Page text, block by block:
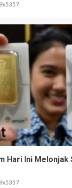
Hari Ini Melonjak